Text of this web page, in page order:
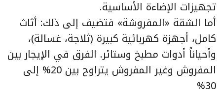
تجهيزات الإضاءة الأساسية.
أما الشقة «المفروشة» فتضيف إلى ذلك: أثاث
كامل، أجهزة كهربائية كبيرة (ثلاجة، غسالة)،
وأحياناً أدوات مطبخ وستائر. الفرق في الإيجار بين
المفروش وغير المفروش يتراوح بين 20% إلى
30%